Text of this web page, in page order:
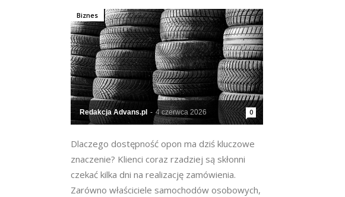
Redakcja Advans.pl - 4 czerwca 2026 0
Biznes
Dlaczego dostępność opon ma dziś kluczowe
znaczenie? Klienci coraz rzadziej są skłonni
czekać kilka dni na realizację zamówienia.
Zarówno właściciele samochodów osobowych,